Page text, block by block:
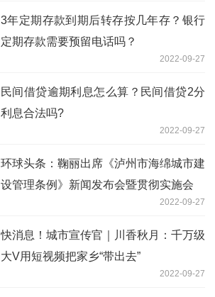
3年定期存款到期后转存按几年存？银行
定期存款需要预留电话吗？
2022-09-27
民间借贷逾期利息怎么算？民间借贷2分
利息合法吗?
2022-09-27
环球头条：鞠丽出席《泸州市海绵城市建
设管理条例》新闻发布会暨贯彻实施会
2022-09-27
快消息！城市宣传官｜川香秋月：千万级
大V用短视频把家乡“带出去”
2022-09-27